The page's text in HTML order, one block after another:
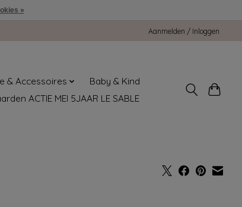
Aanmelden / Inloggen
& Accessoires
Baby & Kind
ACTIE MEI 5JAAR LE SABLE
»